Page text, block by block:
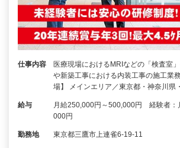
仕事内容
医療現場におけるMRIなどの「検査室
や新築工事における内装工事の施工業
場】 メインエリア／東京都・神奈川県
給与
月給250,000円～500,000円 経験者：
000円
勤務地 東京都三鷹市上連雀6-19-11